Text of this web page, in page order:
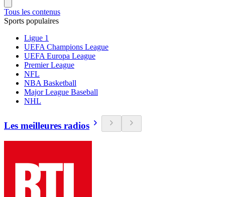
Tous les contenus
Sports populaires
Ligue 1
UEFA Champions League
UEFA Europa League
Premier League
NFL
NBA Basketball
Major League Baseball
NHL
Les meilleures radios